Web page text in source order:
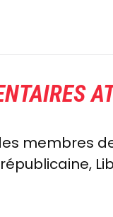
membres